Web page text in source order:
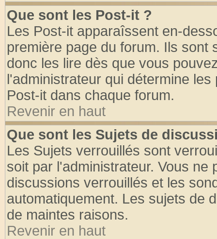
Que sont les Post-it ?
Les Post-it apparaîssent en-
première page du forum. Ils
donc les lire dès que vous
l'administrateur qui détermine
Post-it dans chaque forum.
Revenir en haut
Que sont les Sujets de
Les Sujets verrouillés sont
soit par l'administrateur. Vous
discussions verrouillés et les
automatiquement. Les sujets de
de maintes raisons.
Revenir en haut